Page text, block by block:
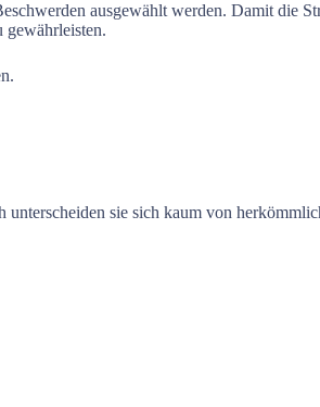
ausgewählt werden. Damit die
gewährleisten.
unterscheiden sie sich kaum von